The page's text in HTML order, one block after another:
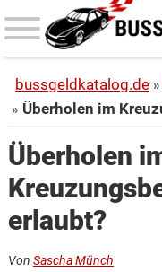
Skip
to
content
Skip
to
sidebar
bussgeldkatalog.de
Überholen im
Überholen
erlaubt?
Von Sascha Münch